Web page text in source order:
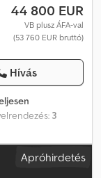
44 800 EUR
VB plusz ÁFA-val
(53 760 EUR bruttó)
Hívás
3
Apróhirdetés